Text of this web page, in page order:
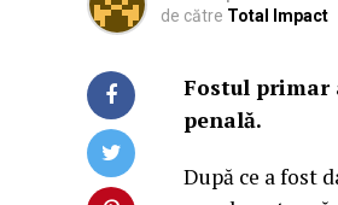
de către Total Impact
Fostul primar
penală.
După ce a fost